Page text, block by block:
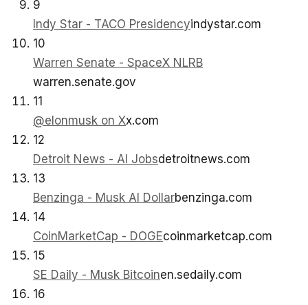
9
Indy Star - TACO Presidencyindystar.com
10
Warren Senate - SpaceX NLRB
warren.senate.gov
11
@elonmusk on Xx.com
12
Detroit News - AI Jobsdetroitnews.com
13
Benzinga - Musk AI Dollarbenzinga.com
14
CoinMarketCap - DOGEcoinmarketcap.com
15
SE Daily - Musk Bitcoinen.sedaily.com
16